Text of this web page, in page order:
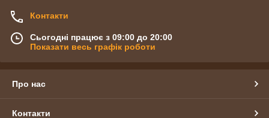
Контакти
Сьогодні працює з 09:00 до 20:00
Показати весь графік роботи
Про нас
Контакти